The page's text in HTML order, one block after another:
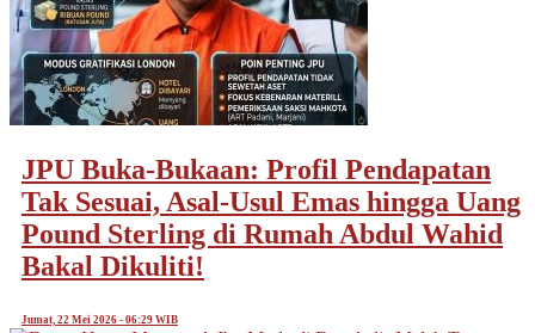
JPU Buka-Bukaan: Profil Pendapatan
Tak Sesuai, Asal-Usul Emas hingga Uang
Pound Sterling di Rumah Abdul Wahid
Bakal Dikuliti!
Jumat, 22 Mei 2026 - 06:29 WIB